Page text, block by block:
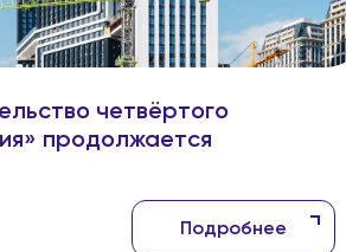
четвёртого
продолжается
Подробнее